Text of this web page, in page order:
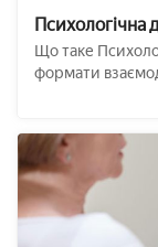
Психологічна
Що таке
формати